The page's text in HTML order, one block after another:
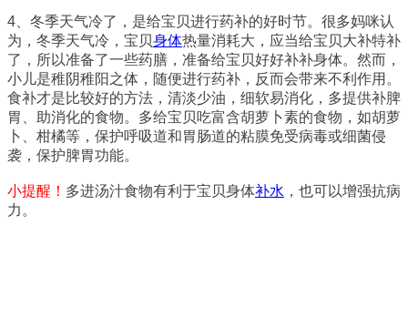
4、冬季天气冷了，是给宝贝进行药补的好时节。很多妈咪认
为，冬季天气冷，宝贝身体热量消耗大，应当给宝贝大补特补
了，所以准备了一些药膳，准备给宝贝好好补补身体。然而，
小儿是稚阴稚阳之体，随便进行药补，反而会带来不利作用。
食补才是比较好的方法，清淡少油，细软易消化，多提供补脾
胃、助消化的食物。多给宝贝吃富含胡萝卜素的食物，如胡萝
卜、柑橘等，保护呼吸道和胃肠道的粘膜免受病毒或细菌侵
袭，保护脾胃功能。
小提醒！ 多进汤汁食物有利于宝贝身体补水 ，也可以增强抗病
力。